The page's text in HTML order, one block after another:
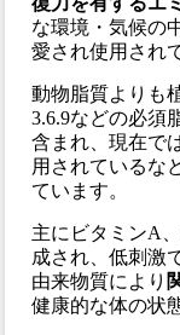
な環境・気候の
愛され使用され
動物脂質よりも
3.6.9などの必須
含まれ、現在で
用されているな
ています。
主にビタミンA
成され、低刺激
由来物質により
健康的な体の状